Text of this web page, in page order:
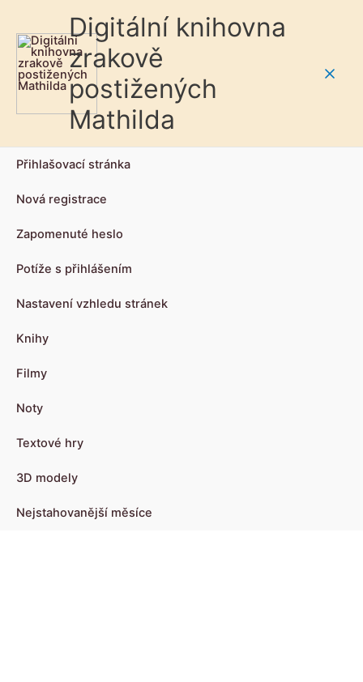
Digitální knihovna
zrakově
postižených
Mathilda
Přihlašovací stránka
Nová registrace
Zapomenuté heslo
Potíže s přihlášením
Nastavení vzhledu stránek
Knihy
Filmy
Noty
Textové hry
3D modely
Nejstahovanější měsíce